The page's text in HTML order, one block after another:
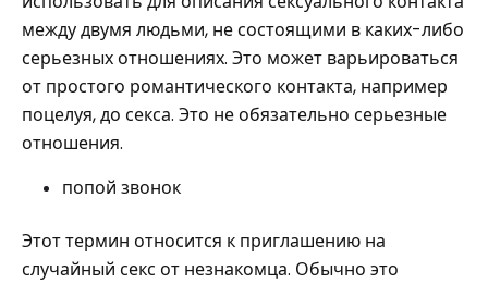
между двумя людьми, не состоящими в каких-либо
серьезных отношениях. Это может варьироваться
от простого романтического контакта, например
поцелуя, до секса. Это не обязательно серьезные
отношения.
попой звонок
Этот термин относится к приглашению на
случайный секс от незнакомца. Обычно это